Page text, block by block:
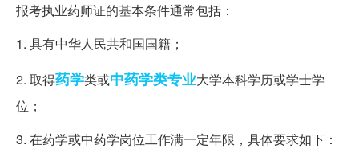
报考执业药师证的基本条件通常包括：
1. 具有中华人民共和国国籍；
2. 取得药学类或中药学类专业大学本科学历或学士学
位；
3. 在药学或中药学岗位工作满一定年限，具体要求如下：